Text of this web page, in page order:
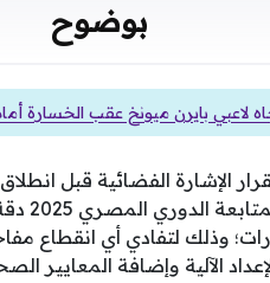
بوضوح
لاعبي بايرن ميونخ عقب الخسارة
الإشارة الفضائية قبل
وذلك لتفادي أي
الآلية وإضافة المعايير